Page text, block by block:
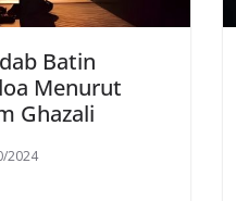
Batin
Menurut
Ghazali
2024